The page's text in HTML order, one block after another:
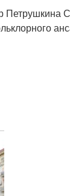
Петрушкина